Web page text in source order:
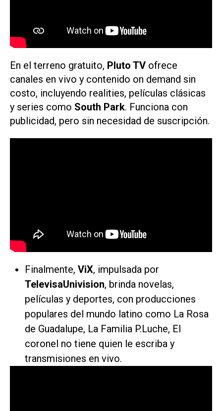
En el terreno gratuito, Pluto TV ofrece
canales en vivo y contenido on demand sin
costo, incluyendo realities, películas clásicas
y series como South Park. Funciona con
publicidad, pero sin necesidad de suscripción.
Finalmente, ViX, impulsada por
TelevisaUnivision, brinda novelas,
películas y deportes, con producciones
populares del mundo latino como La Rosa
de Guadalupe, La Familia P.Luche, El
coronel no tiene quien le escriba y
transmisiones en vivo.